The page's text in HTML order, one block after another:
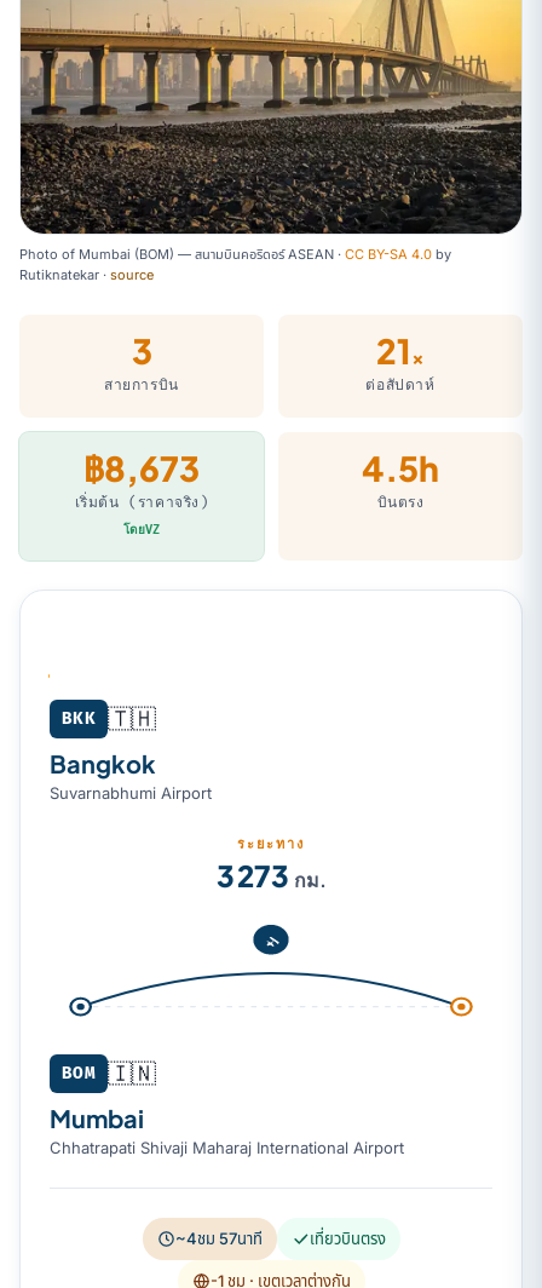
Photo of Mumbai (BOM) — สนามบินคอริดอร์ ASEAN · CC BY-SA 4.0 by
Rutiknatekar · source
3
สายการบิน
21×
ต่อสัปดาห์
฿8,673
เริ่มต้น (ราคาจริง)
โดยVZ
4.5h
บินตรง
Bangkok (BKK) → Mumbai (BOM)
BKK 🇹🇭
Bangkok
Suvarnabhumi Airport
ระยะทาง
3 273 กม.
BOM 🇮🇳
Mumbai
Chhatrapati Shivaji Maharaj International Airport
~4ชม 57นาที เที่ยวบินตรง
-1 ชม · เขตเวลาต่างกัน